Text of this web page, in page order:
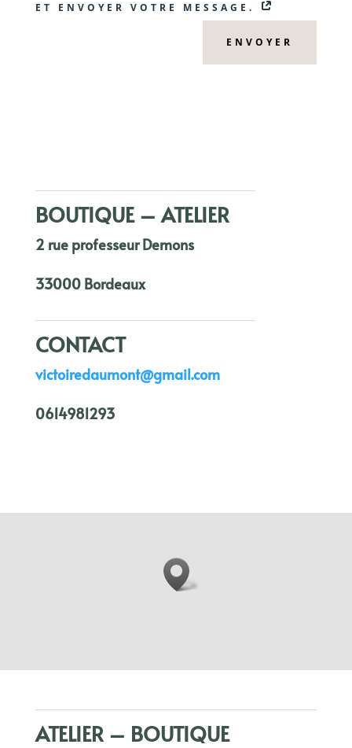
ET ENVOYER VOTRE MESSAGE.
ENVOYER
BOUTIQUE – ATELIER
2 rue professeur Demons
33000 Bordeaux
CONTACT
victoiredaumont@gmail.com
0614981293
ATELIER – BOUTIQUE